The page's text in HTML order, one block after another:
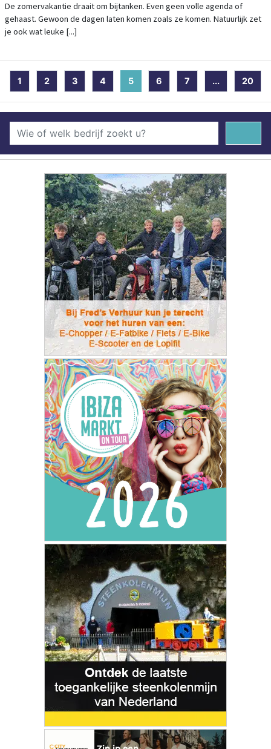
De zomervakantie draait om bijtanken. Even geen volle agenda of
gehaast. Gewoon de dagen laten komen zoals ze komen. Natuurlijk zet
je ook wat leuke [...]
1 2 3 4 5 (current)
6 7 ... 20